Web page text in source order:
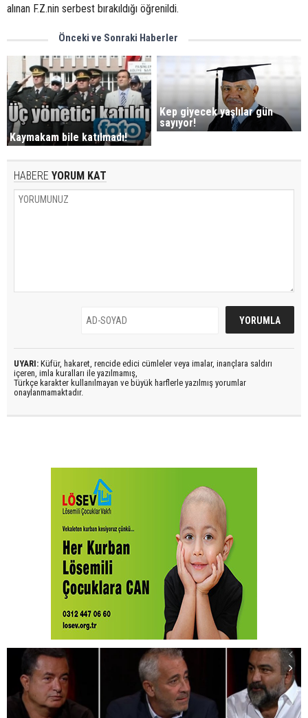
alınan F.Z.nin serbest bırakıldığı öğrenildi.
Önceki ve Sonraki Haberler
Kaymakam bile katılmadı!
Kep giyecek yaşlılar gün
sayıyor!
HABERE YORUM KAT
UYARI: Küfür, hakaret, rencide edici cümleler veya imalar, inançlara saldırı
içeren, imla kuralları ile yazılmamış,
Türkçe karakter kullanılmayan ve büyük harflerle yazılmış yorumlar
onaylanmamaktadır.